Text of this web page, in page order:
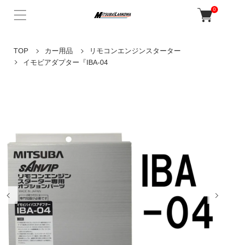
0
TOP カー用品
リモコンエンジンスターター
イモビアダプター『IBA-04